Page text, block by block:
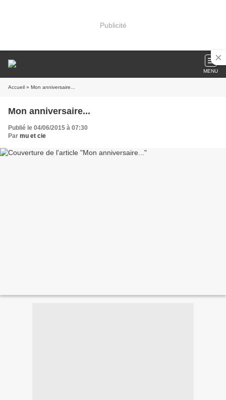
Publicité
MENU
Accueil » Mon anniversaire...
Mon anniversaire...
Publié le 04/06/2015 à 07:30
Par mu et cie